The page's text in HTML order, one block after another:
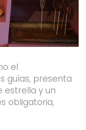
el
guías, presenta
estrella y un
obligatoria,